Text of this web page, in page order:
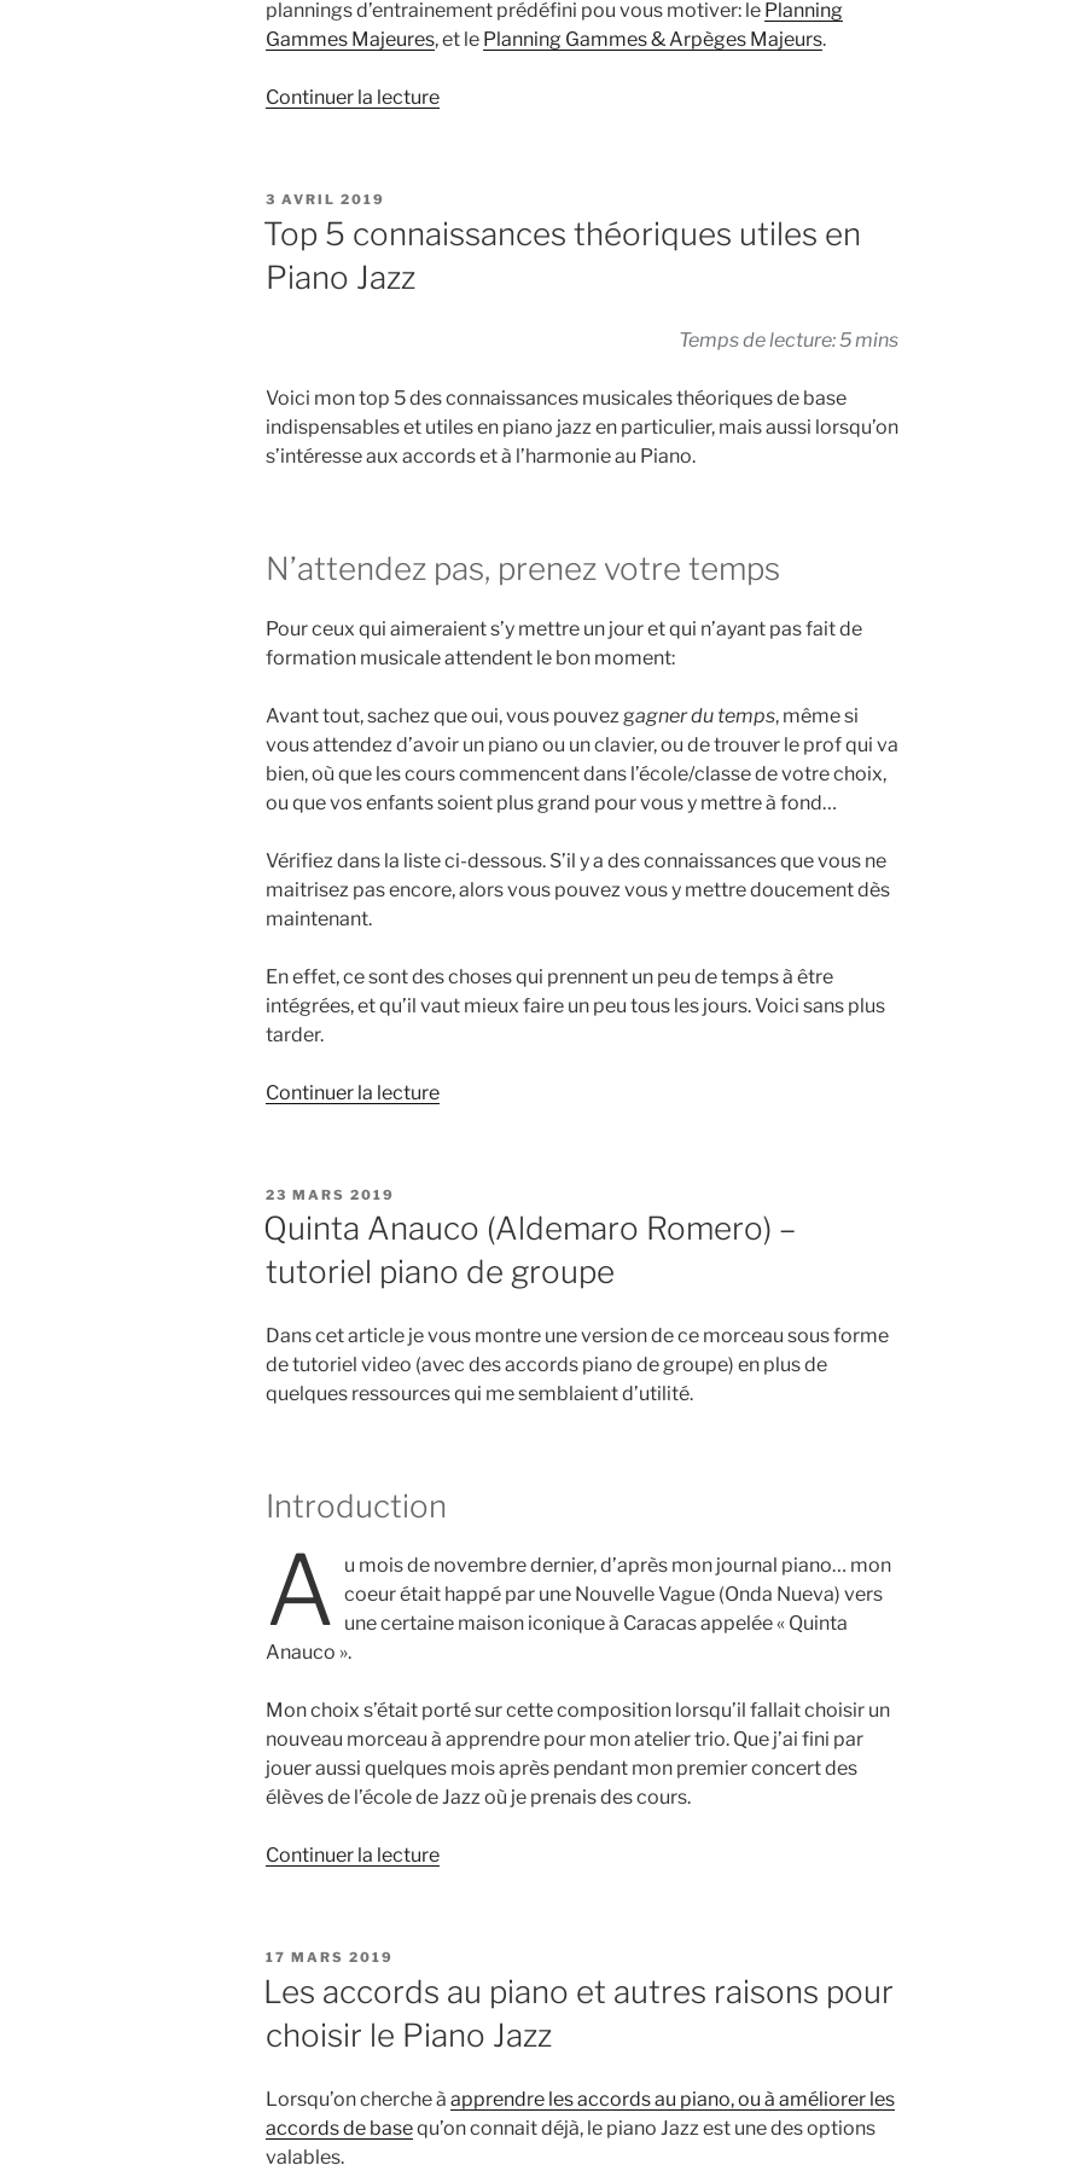
plannings d’entrainement prédéfini pou vous motiver: le Planning
Gammes Majeures, et le Planning Gammes & Arpèges Majeurs.
Continuer la lecturede
pourquoi,
PUBLIÉ
LE
3 AVRIL 2019
Top 5 connaissances théoriques utiles en
Piano Jazz
Temps de lecture: 5 mins
Voici mon top 5 des connaissances musicales théoriques de base
indispensables et utiles en piano jazz en particulier, mais aussi lorsqu’on
s’intéresse aux accords et à l’harmonie au Piano.
N’attendez pas, prenez votre temps
Pour ceux qui aimeraient s’y mettre un jour et qui n’ayant pas fait de
formation musicale attendent le bon moment:
Avant tout, sachez que oui, vous pouvez gagner du temps, même si
vous attendez d’avoir un piano ou un clavier, ou de trouver le prof qui va
bien, où que les cours commencent dans l’école/classe de votre choix,
ou que vos enfants soient plus grand pour vous y mettre à fond…
Vérifiez dans la liste ci-dessous. S’il y a des connaissances que vous ne
maitrisez pas encore, alors vous pouvez vous y mettre doucement dès
maintenant.
En effet, ce sont des choses qui prennent un peu de temps à être
intégrées, et qu’il vaut mieux faire un peu tous les jours. Voici sans plus
tarder.
Continuer la lecturede
utiles
en
PUBLIÉ
LE
23 MARS 2019
Quinta Anauco (Aldemaro Romero) –
tutoriel piano de groupe
Dans cet article je vous montre une version de ce morceau sous forme
de tutoriel video (avec des accords piano de groupe) en plus de
quelques ressources qui me semblaient d’utilité.
Introduction
A
u mois de novembre dernier, d’après mon journal piano… mon
coeur était happé par une Nouvelle Vague (Onda Nueva) vers
une certaine maison iconique à Caracas appelée « Quinta
Anauco ».
Mon choix s’était porté sur cette composition lorsqu’il fallait choisir un
nouveau morceau à apprendre pour mon atelier trio. Que j’ai fini par
jouer aussi quelques mois après pendant mon premier concert des
élèves de l’école de Jazz où je prenais des cours.
Continuer la lecturede
–
tutoriel
de
groupe »
PUBLIÉ
LE
17 MARS 2019
Les accords au piano et autres raisons pour
choisir le Piano Jazz
Lorsqu’on cherche à apprendre les accords au piano, ou à améliorer les
accords de basequ’on connait déjà, le piano Jazz est une des options
valables.